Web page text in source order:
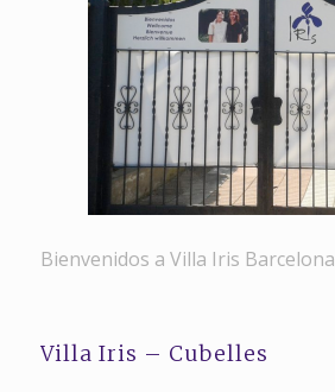
Bienvenidos a Villa Iris Barcelona
Villa Iris – Cubelles